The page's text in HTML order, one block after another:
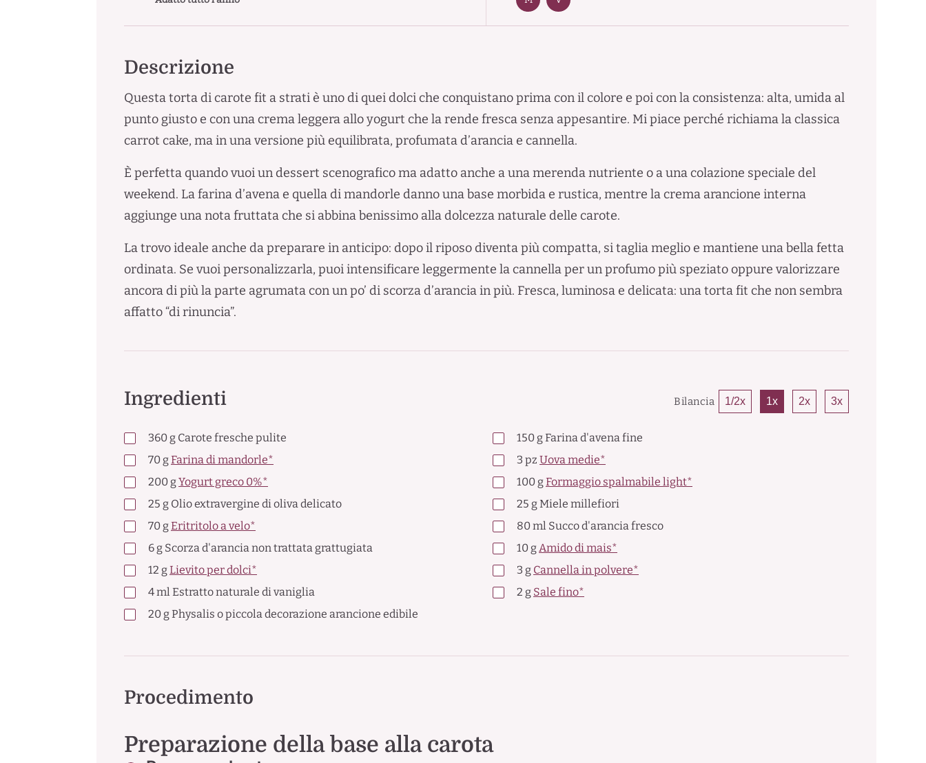
Descrizione
Questa torta di carote fit a strati è uno di quei dolci che conquistano prima con il colore e poi con la consistenza: alta, umida al
punto giusto e con una crema leggera allo yogurt che la rende fresca senza appesantire. Mi piace perché richiama la classica
carrot cake, ma in una versione più equilibrata, profumata d’arancia e cannella.
È perfetta quando vuoi un dessert scenografico ma adatto anche a una merenda nutriente o a una colazione speciale del
weekend. La farina d’avena e quella di mandorle danno una base morbida e rustica, mentre la crema arancione interna
aggiunge una nota fruttata che si abbina benissimo alla dolcezza naturale delle carote.
La trovo ideale anche da preparare in anticipo: dopo il riposo diventa più compatta, si taglia meglio e mantiene una bella fetta
ordinata. Se vuoi personalizzarla, puoi intensificare leggermente la cannella per un profumo più speziato oppure valorizzare
ancora di più la parte agrumata con un po’ di scorza d’arancia in più. Fresca, luminosa e delicata: una torta fit che non sembra
affatto “di rinuncia”.
Ingredienti Bilancia 1/2x 1x 2x 3x
360 gCarote fresche pulite 150 gFarina d'avena fine
70 gFarina di mandorle* 3 pz Uova medie*
200 gYogurt greco 0%* 100 gFormaggio spalmabile light*
25 gOlio extravergine di oliva delicato 25 gMiele millefiori
70 gEritritolo a velo* 80ml Succo d'arancia fresco
6 gScorza d'arancia non trattata grattugiata 10 gAmido di mais*
12 gLievito per dolci* 3 g Cannella in polvere*
4mlEstratto naturale di vaniglia 2 g Sale fino*
20 gPhysalis o piccola decorazione arancione edibile
Procedimento
Preparazione della base alla carota